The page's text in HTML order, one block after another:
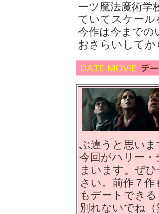
ーツ魔法魔術学
ていてスケー
今作は今までの
おさらいして
ぶ違うと思い
今回がハリー
まいます。ぜ
さい。前作７
もデートでき
別れないでね（